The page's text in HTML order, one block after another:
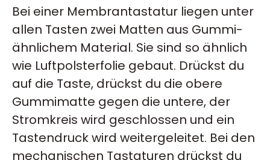
Bei einer Membrantastatur liegen unter
allen Tasten zwei Matten aus Gummi-
ähnlichem Material. Sie sind so ähnlich
wie Luftpolsterfolie gebaut. Drückst du
auf die Taste, drückst du die obere
Gummimatte gegen die untere, der
Stromkreis wird geschlossen und ein
Tastendruck wird weitergeleitet. Bei den
mechanischen Tastaturen drückst du